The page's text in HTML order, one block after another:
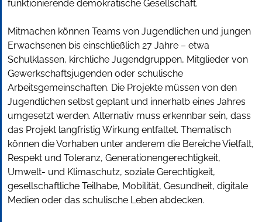
funktionierende demokratische Gesellschaft.
Mitmachen können Teams von Jugendlichen und jungen
Erwachsenen bis einschließlich 27 Jahre – etwa
Schulklassen, kirchliche Jugendgruppen, Mitglieder von
Gewerkschaftsjugenden oder schulische
Arbeitsgemeinschaften. Die Projekte müssen von den
Jugendlichen selbst geplant und innerhalb eines Jahres
umgesetzt werden. Alternativ muss erkennbar sein, dass
das Projekt langfristig Wirkung entfaltet. Thematisch
können die Vorhaben unter anderem die Bereiche Vielfalt,
Respekt und Toleranz, Generationengerechtigkeit,
Umwelt- und Klimaschutz, soziale Gerechtigkeit,
gesellschaftliche Teilhabe, Mobilität, Gesundheit, digitale
Medien oder das schulische Leben abdecken.